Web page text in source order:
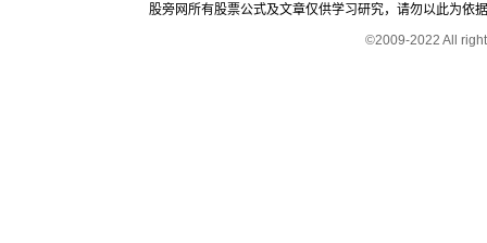
股旁网所有股票公式及文章仅供学习研究，请勿以此为依
©2009-2022 All